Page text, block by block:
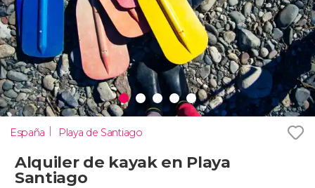
España Playa de Santiago
Alquiler de kayak en Playa
Santiago